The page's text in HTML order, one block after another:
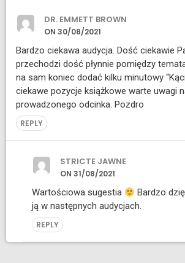
DR. EMMETT BROWN
ON 30/08/2021
Bardzo ciekawa audycja. Dość ciekawie
przechodzi dość płynnie pomiędzy
na sam koniec dodać kilku minutowy
ciekawe pozycje książkowe warte uwagi
prowadzonego odcinka. Pozdro
REPLY
STRICTE JAWNE
ON 31/08/2021
Wartościowa sugestia
Bardzo
ją w następnych audycjach.
REPLY